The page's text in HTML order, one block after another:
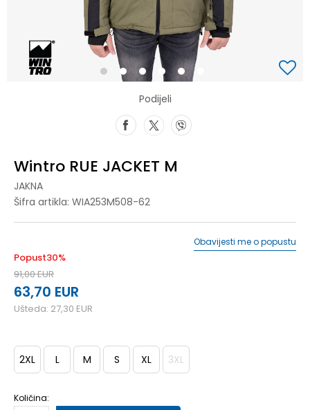
1 2 3 4 5
Podijeli
Wintro RUE JACKET M
JAKNA
Šifra artikla: WIA253M508-62
Popust30%
91,00EUR
63,70 EUR
Ušteda: 27,30 EUR
Obavijesti me o popustu
2XL L M S XL 3XL
Količina: